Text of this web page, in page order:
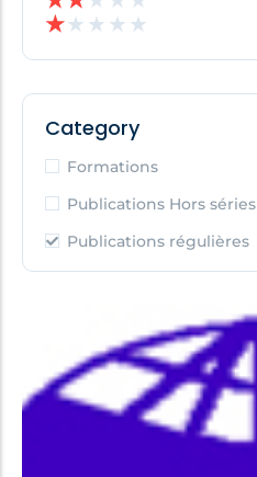
★★ ★ ★ ★
Category
Formations
Publications Hors séries
Publications régulières